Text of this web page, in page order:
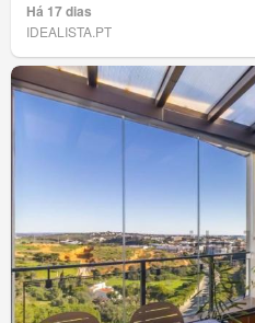
Há 17 dias
IDEALISTA.PT